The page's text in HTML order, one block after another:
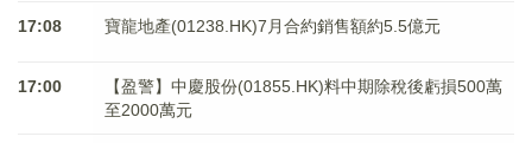
17:08 寶龍地產(01238.HK)7月合約銷售額約5.5億元
17:00
【盈警】中慶股份(01855.HK)料中期除稅後虧損500萬
至2000萬元